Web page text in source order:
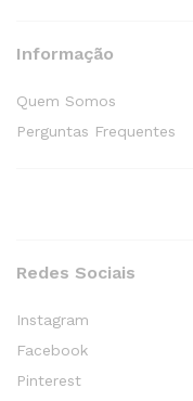
Informação
Quem Somos
Perguntas Frequentes
Redes Sociais
Instagram
Facebook
Pinterest